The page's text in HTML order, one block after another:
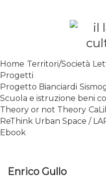
Home Territori/Società
Progetti
Progetto Bianciardi
Scuola e istruzione beni
Theory or not Theory
ReThink Urban Space /
Ebook
Enrico Gullo